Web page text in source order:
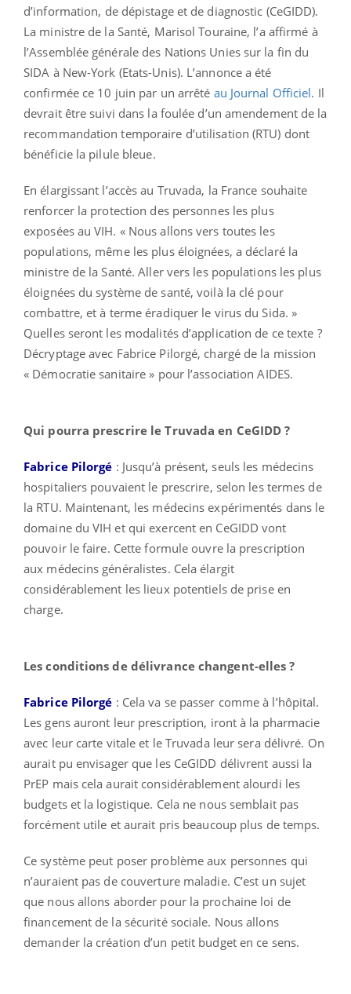
d’information, de dépistage et de diagnostic (CeGIDD).
La ministre de la Santé, Marisol Touraine, l’a affirmé à
l’Assemblée générale des Nations Unies sur la fin du
SIDA à New-York (Etats-Unis). L’annonce a été
confirmée ce 10 juin par un arrêté au Journal Officiel. Il
devrait être suivi dans la foulée d’un amendement de la
recommandation temporaire d’utilisation (RTU) dont
bénéficie la pilule bleue.
En élargissant l’accès au Truvada, la France souhaite
renforcer la protection des personnes les plus
exposées au VIH. « Nous allons vers toutes les
populations, même les plus éloignées, a déclaré la
ministre de la Santé. Aller vers les populations les plus
éloignées du système de santé, voilà la clé pour
combattre, et à terme éradiquer le virus du Sida. »
Quelles seront les modalités d’application de ce texte ?
Décryptage avec Fabrice Pilorgé, chargé de la mission
« Démocratie sanitaire » pour l’association AIDES.
Qui pourra prescrire le Truvada en CeGIDD ?
Fabrice Pilorgé : Jusqu’à présent, seuls les médecins
hospitaliers pouvaient le prescrire, selon les termes de
la RTU. Maintenant, les médecins expérimentés dans le
domaine du VIH et qui exercent en CeGIDD vont
pouvoir le faire. Cette formule ouvre la prescription
aux médecins généralistes. Cela élargit
considérablement les lieux potentiels de prise en
charge.
Les conditions de délivrance changent-elles ?
Fabrice Pilorgé : Cela va se passer comme à l’hôpital.
Les gens auront leur prescription, iront à la pharmacie
avec leur carte vitale et le Truvada leur sera délivré. On
aurait pu envisager que les CeGIDD délivrent aussi la
PrEP mais cela aurait considérablement alourdi les
budgets et la logistique. Cela ne nous semblait pas
forcément utile et aurait pris beaucoup plus de temps.
Ce système peut poser problème aux personnes qui
n’auraient pas de couverture maladie. C’est un sujet
que nous allons aborder pour la prochaine loi de
financement de la sécurité sociale. Nous allons
demander la création d’un petit budget en ce sens.